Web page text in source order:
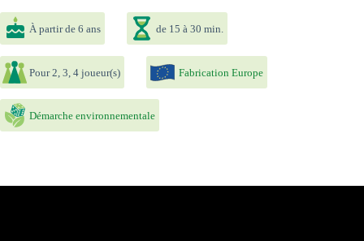
À partir de 6 ans de 15 à 30 min.
Pour 2, 3, 4 joueur(s) Fabrication Europe
Démarche environnementale